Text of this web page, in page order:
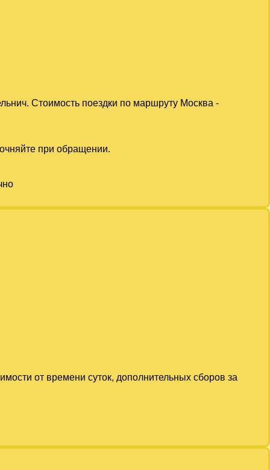
Стоимость поездки по маршруту Москва -
при обращении.
от времени суток, дополнительных сборов за